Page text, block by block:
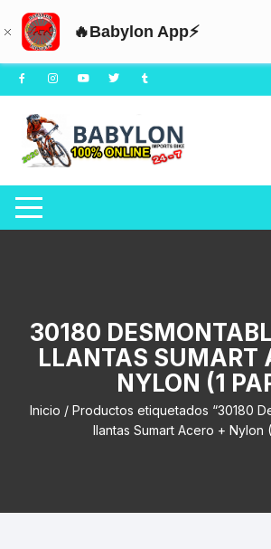
🔥Babylon App⚡
Saltar
al
contenido
30180
LLANTAS SUMART
NYLON (1
Inicio / Productos etiquetados “30180
llantas Sumart Acero + Nylon